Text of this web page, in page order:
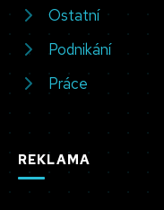
Ostatní
Podnikání
Práce
REKLAMA